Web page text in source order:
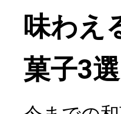
味わえ
菓子3